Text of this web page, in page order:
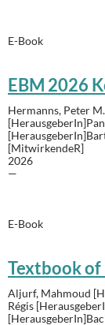
E-Book
EBM 2026
Hermanns, Peter
[MitwirkendeR]
2026
—
E-Book
Textbook
Aljurf, Mahmoud
Régis